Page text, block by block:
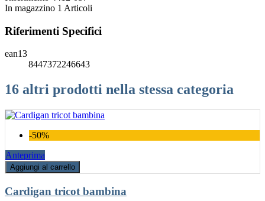
In magazzino 1 Articoli
Riferimenti Specifici
ean13
8447372246643
16 altri prodotti nella stessa categoria
-50%
Anteprima
Aggiungi al carrello
Cardigan tricot bambina